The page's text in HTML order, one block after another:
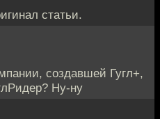
статьи.
создавшей Гугл+,
Ну-ну